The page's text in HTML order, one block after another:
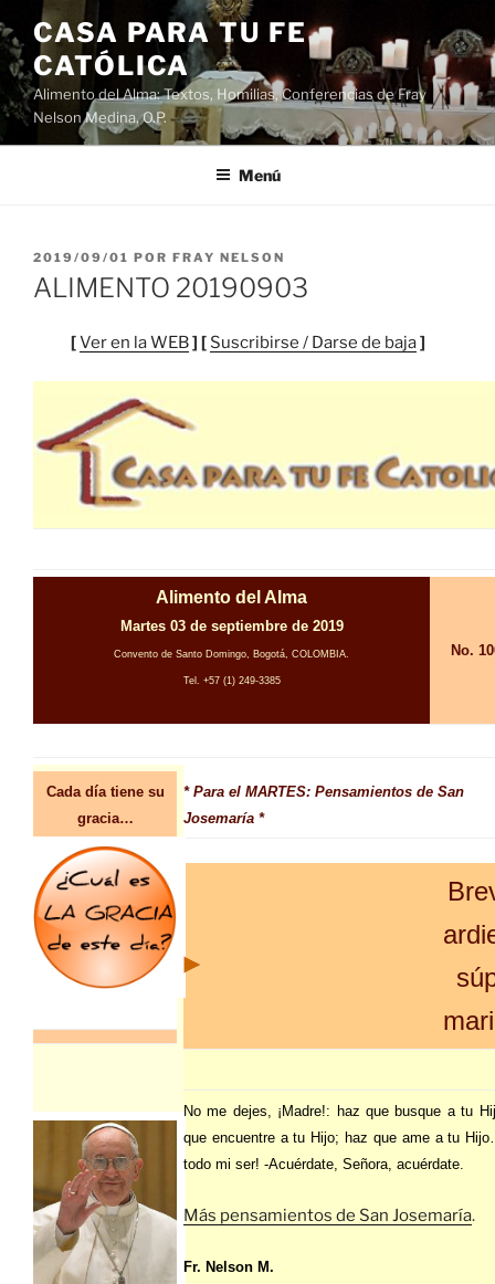
Saltar
al
contenido
CASA PARA TU FE
CATÓLICA
Alimento del Alma: Textos, Homilias, Conferencias de Fray
Nelson Medina, O.P.
Menú
PUBLICADO
EL
2019/09/01 POR FRAY NELSON
ALIMENTO 20190903
[Ver en la WEB] [ Suscribirse / Darse de baja]
Alimento del Alma
Martes 03 de septiembre de 2019
Convento de Santo Domingo, Bogotá, COLOMBIA.
Tel. +57 (1) 249-3385
No.
Cada día tiene su
gracia…
* Para el MARTES: Pensamientos de San
Josemaría *
No me dejes, ¡Madre!: haz que busque a tu
que encuentre a tu Hijo; haz que ame a tu
todo mi ser! -Acuérdate, Señora, acuérdate.
Más pensamientos de San Josemaría.
Fr. Nelson M.